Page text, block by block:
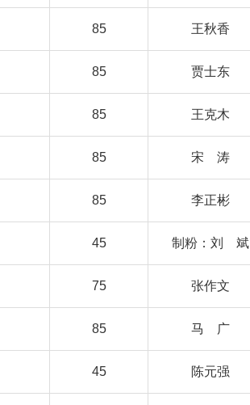
85 王秋香
85 贾士东
85 王克木
85 宋 涛
85 李正彬
45 制粉：刘 斌
75 张作文
85 马 广
45 陈元强